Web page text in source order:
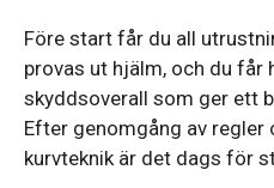
Före start får du all
provas ut hjälm, och du får
skyddsoverall som ger ett
Efter genomgång av regler
kurvteknik är det dags för